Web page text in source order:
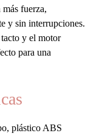
fuerza,
y sin interrupciones.
y el motor
para una
plástico ABS